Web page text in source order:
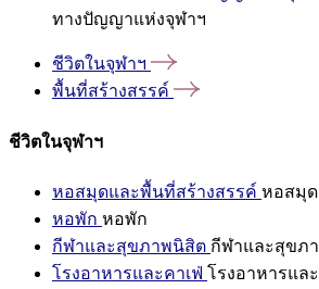
ทางปัญญาแห่งจุฬาฯ
ชีวิตในจุฬาฯ
พื้นที่สร้างสรรค์
ชีวิตในจุฬาฯ
หอสมุดและพื้นที่สร้างสรรค์ หอสมุ
หอพัก หอพัก
กีฬาและสุขภาพนิสิต กีฬาและสุขภ
โรงอาหารและคาเฟ่ โรงอาหารแล